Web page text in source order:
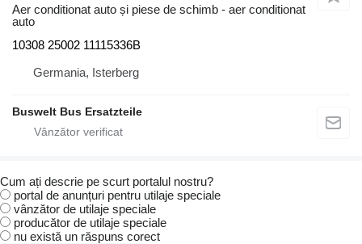
Aer conditionat auto și piese de schimb - aer conditionat
auto
10308 25002 11115336B
Germania, Isterberg
Buswelt Bus Ersatzteile
Cum ați descrie pe scurt portalul nostru?
portal de anunțuri pentru utilaje speciale
vânzător de utilaje speciale
producător de utilaje speciale
nu există un răspuns corect